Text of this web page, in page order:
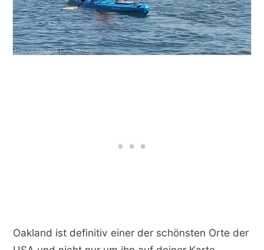
Oakland ist definitiv einer der schönsten Orte der